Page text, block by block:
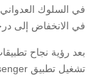
في الانخفاض إلى
تشغيل تطبيق Yahoo Messenger